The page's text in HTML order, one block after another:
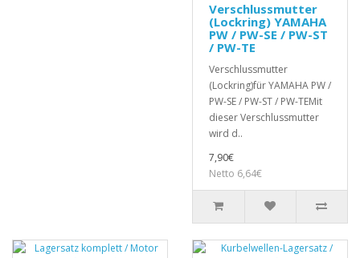
Verschlussmutter
(Lockring) YAMAHA
PW / PW-SE / PW-ST
/ PW-TE
Verschlussmutter
(Lockring)für YAMAHA PW /
PW-SE / PW-ST / PW-TEMit
dieser Verschlussmutter
wird d..
7,90€
Netto 6,64€